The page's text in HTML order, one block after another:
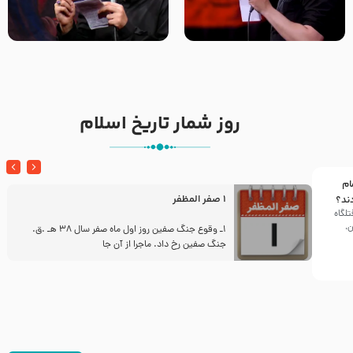
تک ، عبّاس، صاحب دل‌هاست –
حاج حنیف طاهری – عزاداری شب
من غلام نوکراتم من عاشق
کربلاتم – شور زمینه – شب هفتم
روز شمار تاریخ اسلام
1 صفر المظفر
1ـ وقوع جنگ صفین روز اول ماه صفر سال 38 هـ .ق.
جنگ صفین رخ داد. ماجرا از آن جا